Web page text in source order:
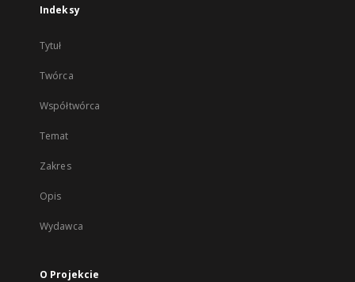
Indeksy
Tytuł
Twórca
Współtwórca
Temat
Zakres
Opis
Wydawca
O Projekcie